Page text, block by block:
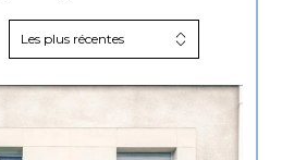
Les plus récentes